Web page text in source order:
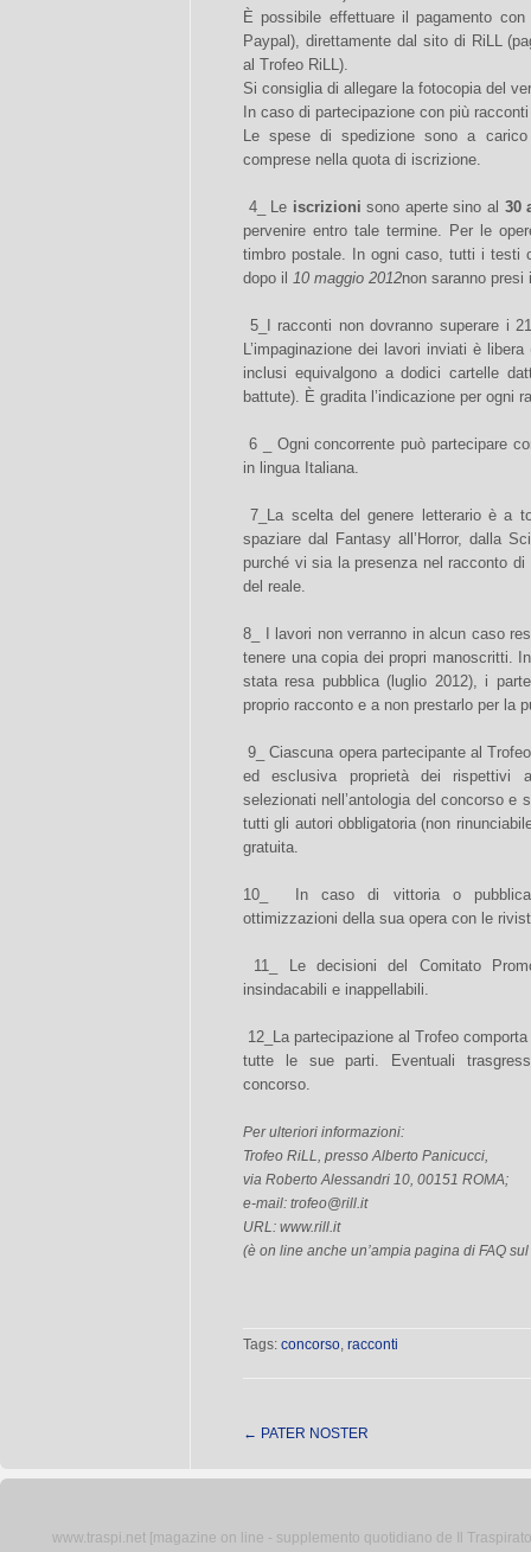
È possibile effettuare il pagamento
Paypal), direttamente dal sito di RiLL
al Trofeo RiLL).
Si consiglia di allegare la fotocopia del
In caso di partecipazione con più
Le spese di spedizione sono a
comprese nella quota di iscrizione.
4_ Le iscrizioni sono aperte sino al 30
pervenire entro tale termine. Per le
timbro postale. In ogni caso, tutti i testi
dopo il 10 maggio 2012non saranno presi
5_I racconti non dovranno superare i
L’impaginazione dei lavori inviati è
inclusi equivalgono a dodici cartelle
battute). È gradita l’indicazione per ogni
6 _ Ogni concorrente può partecipare
in lingua Italiana.
7_La scelta del genere letterario è a
spaziare dal Fantasy all’Horror, dalla
purché vi sia la presenza nel racconto
del reale.
8_ I lavori non verranno in alcun caso
tenere una copia dei propri manoscritti.
stata resa pubblica (luglio 2012), i
proprio racconto e a non prestarlo per la
9_ Ciascuna opera partecipante al
ed esclusiva proprietà dei rispettivi
selezionati nell’antologia del concorso e
tutti gli autori obbligatoria (non
gratuita.
10_ In caso di vittoria o
ottimizzazioni della sua opera con le
11_ Le decisioni del Comitato
insindacabili e inappellabili.
12_La partecipazione al Trofeo
tutte le sue parti. Eventuali
concorso.
Per ulteriori informazioni:
Trofeo RiLL, presso Alberto Panicucci,
via Roberto Alessandri 10, 00151 ROMA;
e-mail: trofeo@rill.it
URL: www.rill.it
(è on line anche un’ampia pagina di FAQ
Tags: concorso, racconti
← PATER NOSTER
www.traspi.net [magazine on line - supplemento quotidiano de Il